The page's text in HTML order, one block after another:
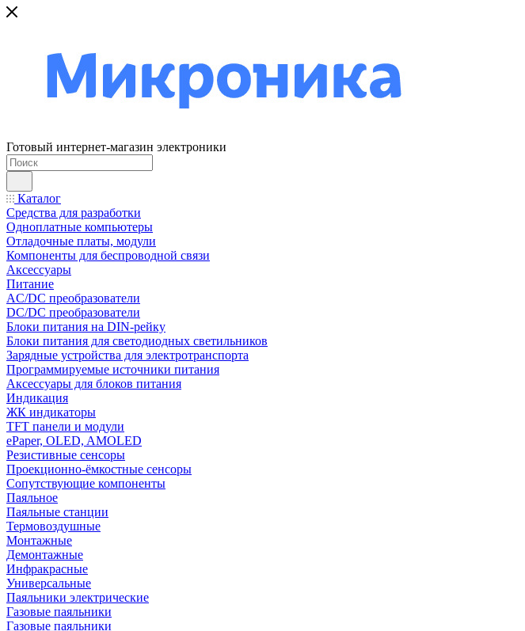
Готовый интернет-магазин электроники
Каталог
Средства для разработки
Одноплатные компьютеры
Отладочные платы, модули
Компоненты для беспроводной связи
Аксессуары
Питание
AC/DC преобразователи
DC/DC преобразователи
Блоки питания на DIN-рейку
Блоки питания для светодиодных светильников
Зарядные устройства для электротранспорта
Программируемые источники питания
Аксессуары для блоков питания
Индикация
ЖК индикаторы
TFT панели и модули
ePaper, OLED, AMOLED
Резистивные сенсоры
Проекционно-ёмкостные сенсоры
Сопутствующие компоненты
Паяльное
Паяльные станции
Термовоздушные
Монтажные
Демонтажные
Инфракрасные
Универсальные
Паяльники электрические
Газовые паяльники
Газовые паяльники